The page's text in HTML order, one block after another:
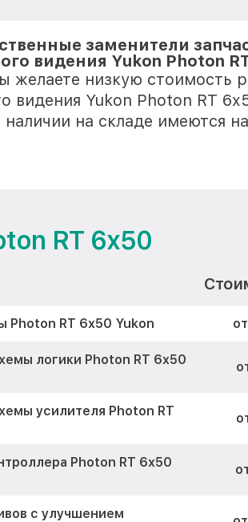
заменители
видения Yukon Photon
желаете низкую стоимость
видения Yukon Photon RT
наличии на складе имеются
RT 6x50
Photon RT 6x50 Yukon
логики Photon RT 6x50
усилителя Photon RT
Photon RT 6x50
с улучшением